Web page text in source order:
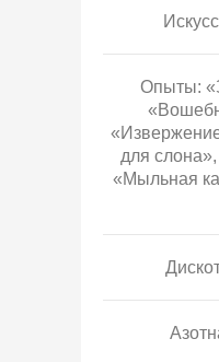
Опыты:
для
«Мыльная